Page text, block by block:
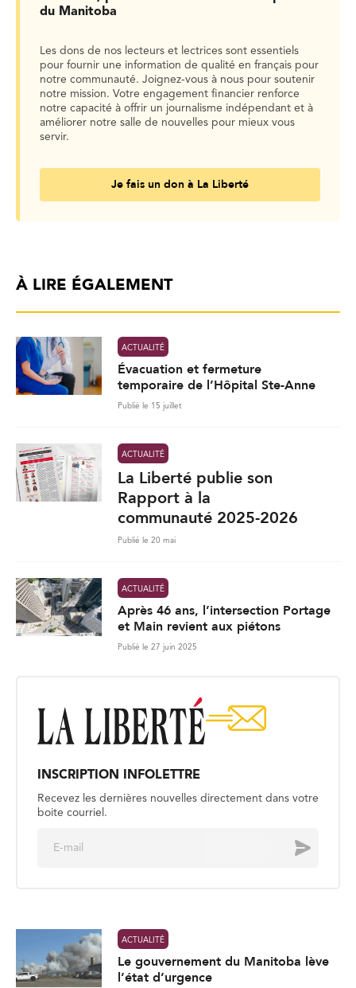
du Manitoba
Les dons de nos lecteurs et lectrices sont essentiels
pour fournir une information de qualité en français pour
notre communauté. Joignez-vous à nous pour soutenir
notre mission. Votre engagement financier renforce
notre capacité à offrir un journalisme indépendant et à
améliorer notre salle de nouvelles pour mieux vous
servir.
Je fais un don à La Liberté
À LIRE ÉGALEMENT
ACTUALITÉ
Évacuation et fermeture
temporaire de l’Hôpital Ste-Anne
Publié le 15 juillet
ACTUALITÉ
La Liberté publie son
Rapport à la
communauté 2025-2026
Publié le 20 mai
ACTUALITÉ
Après 46 ans, l’intersection Portage
et Main revient aux piétons
Publié le 27 juin 2025
INSCRIPTION INFOLETTRE
Recevez les dernières nouvelles directement dans votre
boite courriel.
Envoyer
ACTUALITÉ
Le gouvernement du Manitoba lève
l’état d’urgence